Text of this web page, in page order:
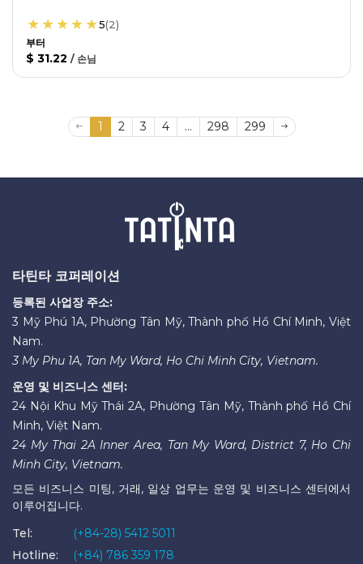
5(2)
부터
$ 31.22 / 손님
1 2 3 4 ... 298 299
타틴타 코퍼레이션
등록된 사업장 주소:
3 Mỹ Phú 1A, Phường Tân Mỹ, Thành phố Hồ Chí Minh, Việt
Nam.
3 My Phu 1A, Tan My Ward, Ho Chi Minh City, Vietnam.
운영 및 비즈니스 센터:
24 Nội Khu Mỹ Thái 2A, Phường Tân Mỹ, Thành phố Hồ Chí
Minh, Việt Nam.
24 My Thai 2A Inner Area, Tan My Ward, District 7, Ho Chi
Minh City, Vietnam.
모든 비즈니스 미팅, 거래, 일상 업무는 운영 및 비즈니스 센터에서
이루어집니다.
Tel:
(+84-28) 5412 5011
Hotline:
(+84) 786 359 178